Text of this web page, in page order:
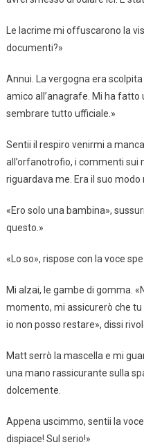
Le lacrime mi offuscarono la
documenti?»
Annui. La vergogna era
amico all’anagrafe. Mi ha
sembrare tutto ufficiale.»
Sentii il respiro venirmi a
all’orfanotrofio, i commenti sui
riguardava me. Era il suo
«Ero solo una bambina»,
questo.»
«Lo so», rispose con la voce
Mi alzai, le gambe di gomma.
momento, mi assicurerò che
io non posso restare», dissi
Matt serrò la mascella e mi
una mano rassicurante sulla
dolcemente.
Appena uscimmo, sentii la
dispiace! Sul serio!»